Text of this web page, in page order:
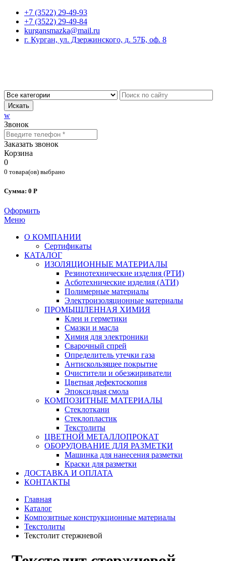
+7 (3522) 29-49-93
+7 (3522) 29-49-84
kurgansmazka@mail.ru
г. Курган, ул. Дзержинского, д. 57Б, оф. 8
Искать
w
Звонок
Заказать звонок
Корзина
0
0 товара(ов) выбрано
Сумма: 0 Р
Оформить
Меню
О КОМПАНИИ
Сертификаты
КАТАЛОГ
ИЗОЛЯЦИОННЫЕ МАТЕРИАЛЫ
Резинотехнические изделия (РТИ)
Асботехнические изделия (АТИ)
Полимерные материалы
Электроизоляционные материалы
ПРОМЫШЛЕННАЯ ХИМИЯ
Клеи и герметики
Смазки и масла
Химия для электроники
Сварочный спрей
Определитель утечки газа
Антискользящее покрытие
Очистители и обезжириватели
Цветная дефектоскопия
Эпоксидная смола
КОМПОЗИТНЫЕ МАТЕРИАЛЫ
Стеклоткани
Стеклопластик
Текстолиты
ЦВЕТНОЙ МЕТАЛЛОПРОКАТ
ОБОРУДОВАНИЕ ДЛЯ РАЗМЕТКИ
Машинка для нанесения разметки
Краски для разметки
ДОСТАВКА И ОПЛАТА
КОНТАКТЫ
Главная
Каталог
Композитные конструкционные материалы
Текстолиты
Текстолит стержневой